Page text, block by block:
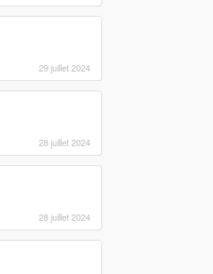
29 juillet 2024
28 juillet 2024
28 juillet 2024